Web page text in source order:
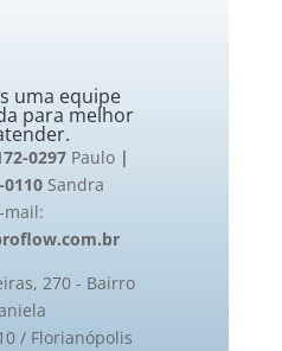
uma equipe
para melhor
0297 Paulo |
0110 Sandra
mail:
270 - Bairro
/ Florianópolis